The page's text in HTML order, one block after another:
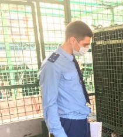
Перейти к основному содержанию